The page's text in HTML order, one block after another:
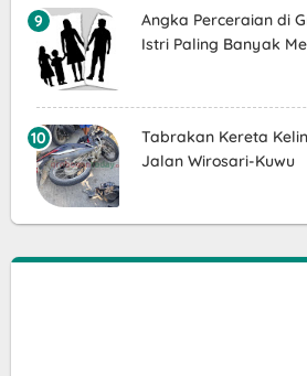
Angka Perceraian di
Istri Paling Banyak
Tabrakan Kereta
Jalan Wirosari-Kuwu